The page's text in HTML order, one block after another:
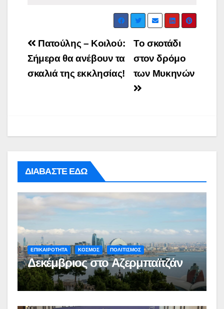
Post
navigation
Το σκοτάδι
στον δρόμο
των Μυκηνών
Πατούλης – Κοιλού:
Σήμερα θα ανέβουν τα
σκαλιά της εκκλησίας!
ΔΙΑΒΑΣΤΕ ΕΔΩ
ΕΠΙΚΑΙΡΟΤΗΤΑ ΚΟΣΜΟΣ ΠΟΛΙΤΙΣΜΟΣ
Δεκέμβριος στο Αζερμπαϊτζάν